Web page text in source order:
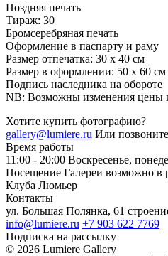
Поздняя печать
Тираж: 30
Бромсеребряная печать
Оформление в паспарту и раму
Размер отпечатка: 30 х 40 см
Размер в оформлении: 50 х 60 см
Подпись наследника на обороте
NB: Возможны изменения цены
Хотите купить фотографию?
gallery@lumiere.ru Или
Время работы
11:00 - 20:00 Воскресенье,
Посещение Галереи возможно в
Клуба Люмьер
Контакты
ул. Большая Полянка, 61
info@lumiere.ru +7 903 622 7769
Подписка на рассылку
© 2026 Lumiere Gallery